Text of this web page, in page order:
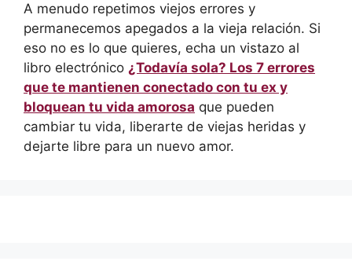
A menudo repetimos viejos errores y
permanecemos apegados a la vieja relación. Si
eso no es lo que quieres, echa un vistazo al
libro electrónico ¿Todavía sola? Los 7 errores
que te mantienen conectado con tu ex y
bloquean tu vida amorosa que pueden
cambiar tu vida, liberarte de viejas heridas y
dejarte libre para un nuevo amor.